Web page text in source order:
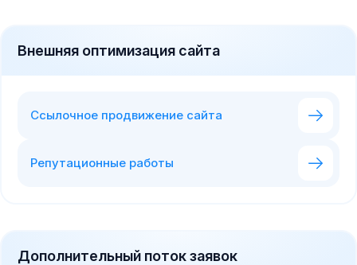
Внешняя оптимизация сайта
Ссылочное продвижение сайта
Репутационные работы
Дополнительный поток заявок